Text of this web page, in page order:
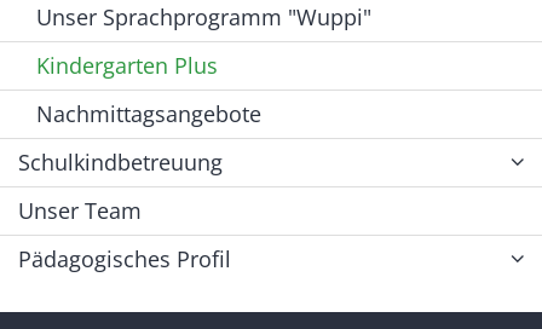
Unser Sprachprogramm "Wuppi"
Kindergarten Plus
Nachmittagsangebote
Schulkindbetreuung
Unser Team
Pädagogisches Profil